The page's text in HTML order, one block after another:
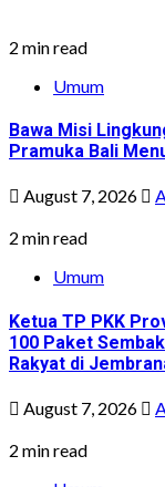
2 min read
Umum
Bawa Misi
Pramuka Bali
August 7, 2026
2 min read
Umum
Ketua TP PKK
100 Paket
Rakyat di
August 7, 2026
2 min read